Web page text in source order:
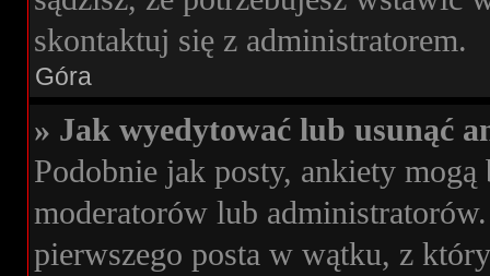
skontaktuj się z administratorem.
Góra
» Jak wyedytować lub usunąć
Podobnie jak posty, ankiety
moderatorów lub
pierwszego posta w wątku, z